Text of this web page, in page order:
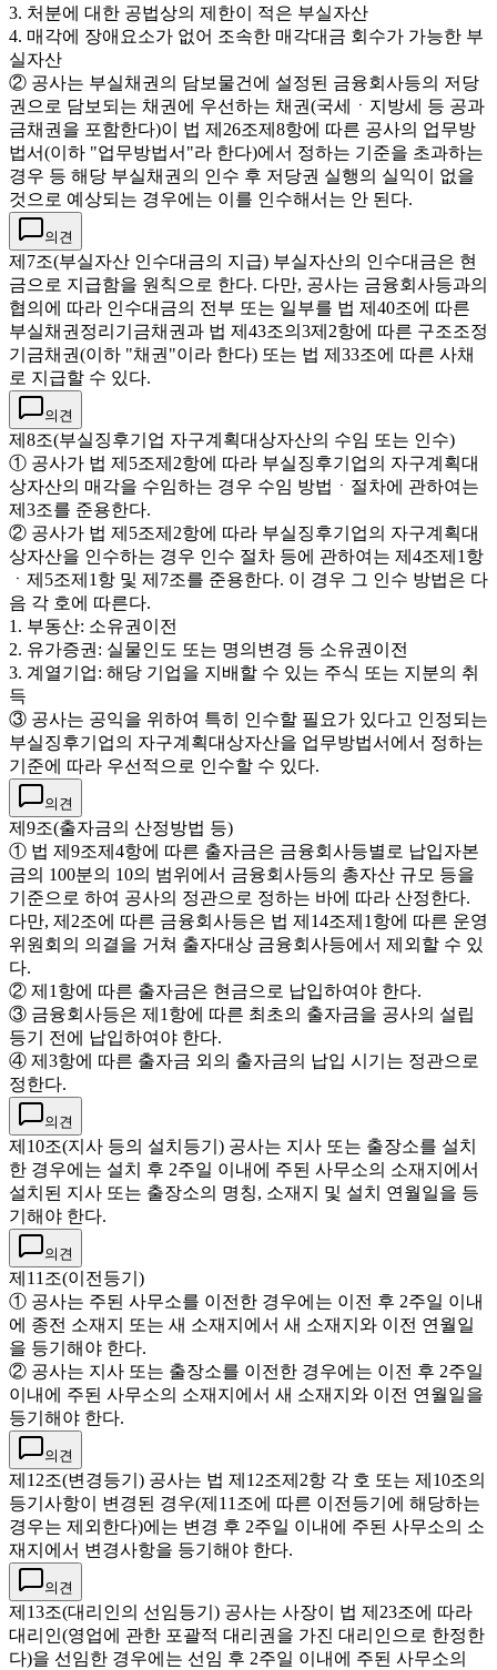
3. 처분에 대한 공법상의 제한이 적은 부실자산
4. 매각에 장애요소가 없어 조속한 매각대금 회수가 가능한 부
실자산
② 공사는 부실채권의 담보물건에 설정된 금융회사등의 저당
권으로 담보되는 채권에 우선하는 채권(국세ㆍ지방세 등 공과
금채권을 포함한다)이 법 제26조제8항에 따른 공사의 업무방
법서(이하 "업무방법서"라 한다)에서 정하는 기준을 초과하는
경우 등 해당 부실채권의 인수 후 저당권 실행의 실익이 없을
것으로 예상되는 경우에는 이를 인수해서는 안 된다.
의견
제7조(부실자산 인수대금의 지급) 부실자산의 인수대금은 현
금으로 지급함을 원칙으로 한다. 다만, 공사는 금융회사등과의
협의에 따라 인수대금의 전부 또는 일부를 법 제40조에 따른
부실채권정리기금채권과 법 제43조의3제2항에 따른 구조조정
기금채권(이하 "채권"이라 한다) 또는 법 제33조에 따른 사채
로 지급할 수 있다.
의견
제8조(부실징후기업 자구계획대상자산의 수임 또는 인수)
① 공사가 법 제5조제2항에 따라 부실징후기업의 자구계획대
상자산의 매각을 수임하는 경우 수임 방법ㆍ절차에 관하여는
제3조를 준용한다.
② 공사가 법 제5조제2항에 따라 부실징후기업의 자구계획대
상자산을 인수하는 경우 인수 절차 등에 관하여는 제4조제1항
ㆍ제5조제1항 및 제7조를 준용한다. 이 경우 그 인수 방법은 다
음 각 호에 따른다.
1. 부동산: 소유권이전
2. 유가증권: 실물인도 또는 명의변경 등 소유권이전
3. 계열기업: 해당 기업을 지배할 수 있는 주식 또는 지분의 취
득
③ 공사는 공익을 위하여 특히 인수할 필요가 있다고 인정되는
부실징후기업의 자구계획대상자산을 업무방법서에서 정하는
기준에 따라 우선적으로 인수할 수 있다.
의견
제9조(출자금의 산정방법 등)
① 법 제9조제4항에 따른 출자금은 금융회사등별로 납입자본
금의 100분의 10의 범위에서 금융회사등의 총자산 규모 등을
기준으로 하여 공사의 정관으로 정하는 바에 따라 산정한다.
다만, 제2조에 따른 금융회사등은 법 제14조제1항에 따른 운영
위원회의 의결을 거쳐 출자대상 금융회사등에서 제외할 수 있
다.
② 제1항에 따른 출자금은 현금으로 납입하여야 한다.
③ 금융회사등은 제1항에 따른 최초의 출자금을 공사의 설립
등기 전에 납입하여야 한다.
④ 제3항에 따른 출자금 외의 출자금의 납입 시기는 정관으로
정한다.
의견
제10조(지사 등의 설치등기) 공사는 지사 또는 출장소를 설치
한 경우에는 설치 후 2주일 이내에 주된 사무소의 소재지에서
설치된 지사 또는 출장소의 명칭, 소재지 및 설치 연월일을 등
기해야 한다.
의견
제11조(이전등기)
① 공사는 주된 사무소를 이전한 경우에는 이전 후 2주일 이내
에 종전 소재지 또는 새 소재지에서 새 소재지와 이전 연월일
을 등기해야 한다.
② 공사는 지사 또는 출장소를 이전한 경우에는 이전 후 2주일
이내에 주된 사무소의 소재지에서 새 소재지와 이전 연월일을
등기해야 한다.
의견
제12조(변경등기) 공사는 법 제12조제2항 각 호 또는 제10조의
등기사항이 변경된 경우(제11조에 따른 이전등기에 해당하는
경우는 제외한다)에는 변경 후 2주일 이내에 주된 사무소의 소
재지에서 변경사항을 등기해야 한다.
의견
제13조(대리인의 선임등기) 공사는 사장이 법 제23조에 따라
대리인(영업에 관한 포괄적 대리권을 가진 대리인으로 한정한
다)을 선임한 경우에는 선임 후 2주일 이내에 주된 사무소의